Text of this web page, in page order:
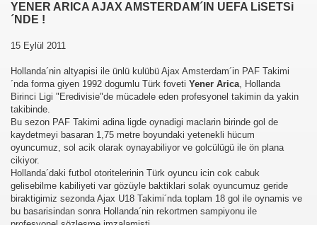
YENER ARICA AJAX AMSTERDAM´IN UEFA LiSETSi
´NDE !
15 Eylül 2011
Hollanda´nin altyapisi ile ünlü kulübü Ajax Amsterdam´in PAF Takimi
´nda forma giyen 1992 dogumlu Türk foveti Yener Arica, Hollanda
Birinci Ligi "Eredivisie"de mücadele eden profesyonel takimin da yakin
takibinde.
Bu sezon PAF Takimi adina ligde oynadigi maclarin birinde gol de
kaydetmeyi basaran 1,75 metre boyundaki yetenekli hücum
oyuncumuz, sol acik olarak oynayabiliyor ve golcülügü ile ön plana
cikiyor.
Hollanda´daki futbol otoritelerinin Türk oyuncu icin cok cabuk
gelisebilme kabiliyeti var gözüyle baktiklari solak oyuncumuz geride
biraktigimiz sezonda Ajax U18 Takimi´nda toplam 18 gol ile oynamis ve
bu basarisindan sonra Hollanda´nin rekortmen sampiyonu ile